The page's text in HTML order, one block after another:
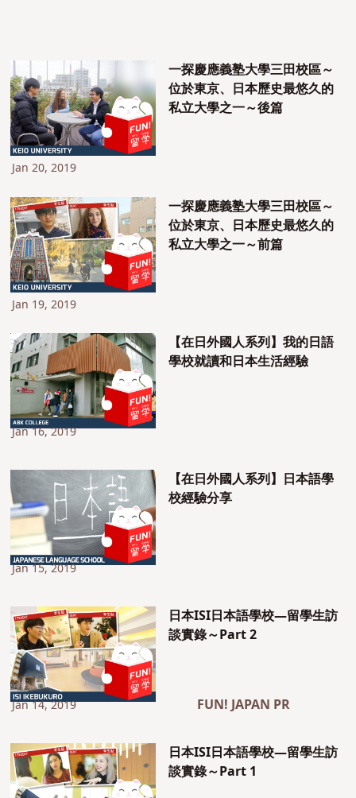
一探慶應義塾大學三田校區～
位於東京、日本歷史最悠久的
私立大學之一～後篇
Jan 20, 2019
一探慶應義塾大學三田校區～
位於東京、日本歷史最悠久的
私立大學之一～前篇
Jan 19, 2019
【在日外國人系列】我的日語
學校就讀和日本生活經驗
Jan 16, 2019
【在日外國人系列】日本語學
校經驗分享
Jan 15, 2019
日本ISI日本語學校—留學生訪
談實錄～Part 2
Jan 14, 2019 FUN! JAPAN PR
日本ISI日本語學校—留學生訪
談實錄～Part 1